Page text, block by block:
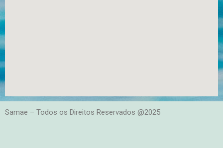
Samae – Todos os Direitos Reservados @2025